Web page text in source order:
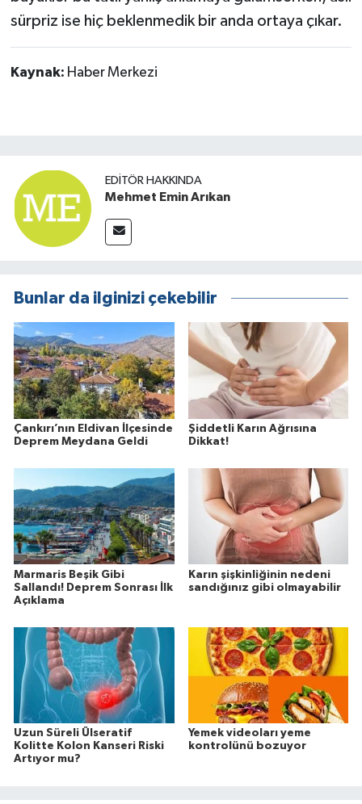
sürpriz ise hiç beklenmedik bir anda ortaya çıkar.
Kaynak: Haber Merkezi
EDITÖR HAKKINDA
Mehmet Emin Arıkan
Bunlar da ilginizi çekebilir
Çankırı’nın Eldivan İlçesinde
Deprem Meydana Geldi
Şiddetli Karın Ağrısına
Dikkat!
Marmaris Beşik Gibi
Sallandı! Deprem Sonrası İlk
Açıklama
Karın şişkinliğinin nedeni
sandığınız gibi olmayabilir
Uzun Süreli Ülseratif
Kolitte Kolon Kanseri Riski
Artıyor mu?
Yemek videoları yeme
kontrolünü bozuyor